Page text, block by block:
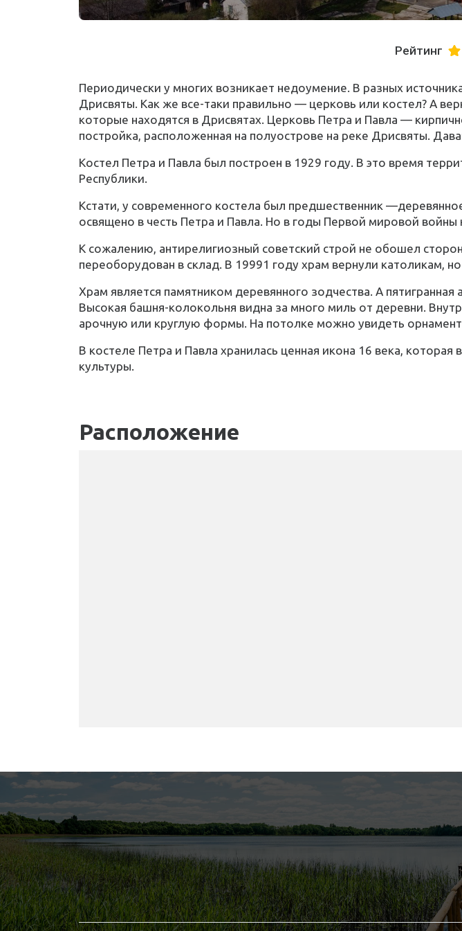
Рейтинг
Периодически у многих возникает недоумение. В разных
Дрисвяты. Как же все-таки правильно — церковь или костел? А
которые находятся в Дрисвятах. Церковь Петра и Павла —
постройка, расположенная на полуострове на реке Дрисвяты.
Костел Петра и Павла был построен в 1929 году. В это время
Республики.
Кстати, у современного костела был предшественник
освящено в честь Петра и Павла. Но в годы Первой мировой войны
К сожалению, антирелигиозный советский строй не обошел
переоборудован в склад. В 19991 году храм вернули католикам,
Храм является памятником деревянного зодчества. А
Высокая башня-колокольня видна за много миль от деревни.
арочную или круглую формы. На потолке можно увидеть
В костеле Петра и Павла хранилась ценная икона 16 века,
культуры.
Расположение